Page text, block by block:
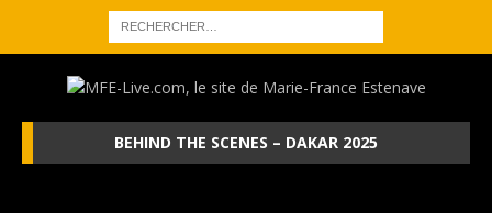
BEHIND THE SCENES – DAKAR 2025